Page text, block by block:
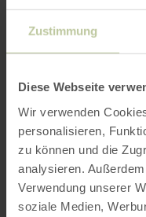
Zustimmung
Diese Webseite
Wir verwenden
personalisieren,
zu können und die
analysieren.
Verwendung unserer
soziale Medien,
möchtest, auf der
für deinen Urlaub
Informationen
kompetente
Tel.: 06952 951
Mail: